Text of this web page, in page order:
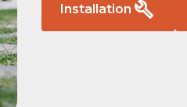
Installation